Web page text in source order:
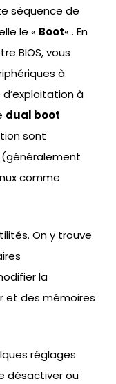
séquence de
le « Boot« . En
BIOS, vous
à
à
dual boot
sont
(généralement
comme
On y trouve
la
et des mémoires
réglages
désactiver ou